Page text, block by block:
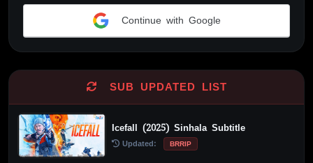
Continue with Google
SUB UPDATED LIST
Icefall (2025) Sinhala Subtitle
Updated: BRRIP